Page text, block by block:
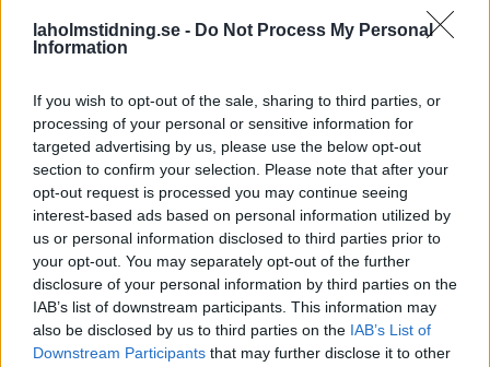
laholmstidning.se - Do Not Process My Personal
Information
If you wish to opt-out of the sale, sharing to third parties, or
processing of your personal or sensitive information for
targeted advertising by us, please use the below opt-out
section to confirm your selection. Please note that after your
opt-out request is processed you may continue seeing
interest-based ads based on personal information utilized by
us or personal information disclosed to third parties prior to
your opt-out. You may separately opt-out of the further
disclosure of your personal information by third parties on the
IAB’s list of downstream participants. This information may
also be disclosed by us to third parties on the IAB’s List of
Downstream Participants that may further disclose it to other
Från Australien till
Glänninge Park
Nu ska Nils hjälpa LFK att
klara kontraktet.
Brandmästaren:
”Vi var inte säkra
på att vi skulle
lyckas”
Storbranden kunde ha fått